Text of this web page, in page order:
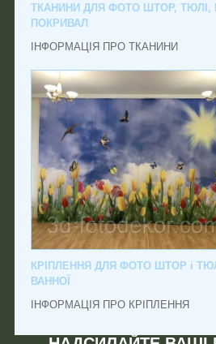
ТКАНИНИ ДЛЯ ФОТО ШТОР, ТЮЛІ,
ПОКРИВАЛ
ІНФОРМАЦІЯ ПРО ТКАНИНИ
КРІПЛЕННЯ ДЛЯ ФОТО ШТОР і
ВАННОЇ
ІНФОРМАЦІЯ ПРО КРІПЛЕННЯ